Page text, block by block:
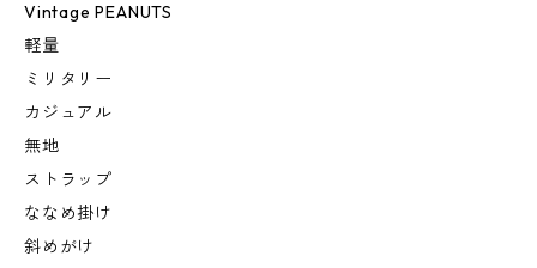
Vintage PEANUTS
軽量
ミリタリー
カジュアル
無地
ストラップ
ななめ掛け
斜めがけ